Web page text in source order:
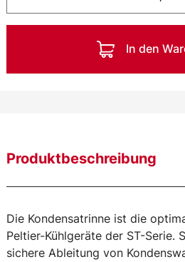
In den
Produktbeschreibung
Die Kondensatrinne ist die
Peltier-Kühlgeräte der ST-Serie.
sichere Ableitung von